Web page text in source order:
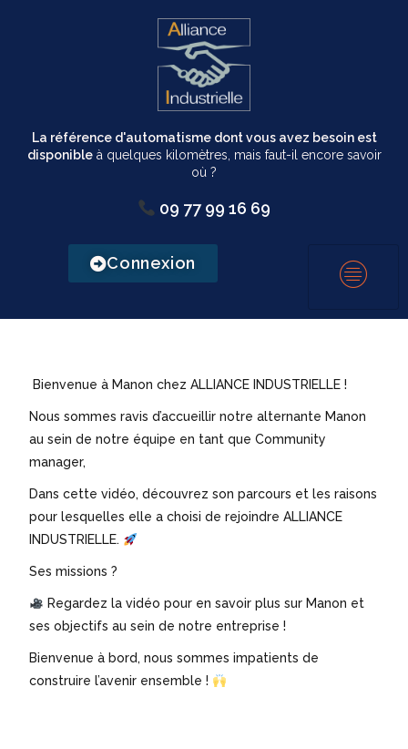
La référence d'automatisme dont vous avez besoin est
disponibleà quelques kilomètres, mais faut-il encore savoir
où ?
09 77 99 16 69
Connexion
Bienvenue à Manon chez ALLIANCE INDUSTRIELLE !
Nous sommes ravis d’accueillir notre alternante Manon
au sein de notre équipe en tant que Community
manager,
Dans cette vidéo, découvrez son parcours et les raisons
pour lesquelles elle a choisi de rejoindre ALLIANCE
INDUSTRIELLE.
Ses missions ?
Regardez la vidéo pour en savoir plus sur Manon et
ses objectifs au sein de notre entreprise !
Bienvenue à bord, nous sommes impatients de
construire l’avenir ensemble !